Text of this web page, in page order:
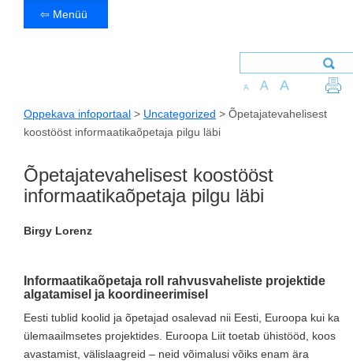
⇦ Menüü
A A A
Oppekava infoportaal > Uncategorized > Õpetajatevahelisest
koostööst informaatikaõpetaja pilgu läbi
Õpetajatevahelisest koostööst
informaatikaõpetaja pilgu läbi
Birgy Lorenz
Informaatikaõpetaja roll rahvusvaheliste projektide
algatamisel ja koordineerimisel
Eesti tublid koolid ja õpetajad osalevad nii Eesti, Euroopa kui ka
ülemaailmsetes projektides. Euroopa Liit toetab ühistööd, koos
avastamist, välislaagreid – neid võimalusi võiks enam ära